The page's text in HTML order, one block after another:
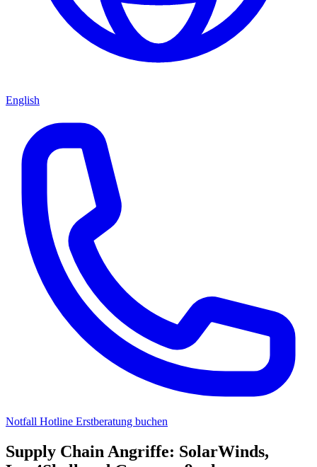
English
Notfall Hotline Erstberatung buchen
Supply Chain Angriffe: SolarWinds,